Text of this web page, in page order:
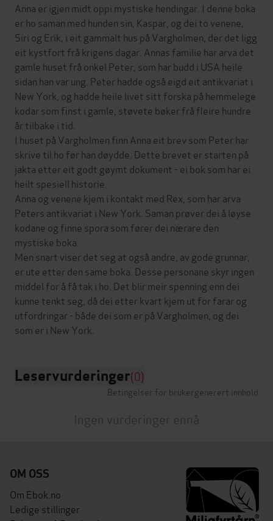
Anna er igjen midt oppi mystiske hendingar. I denne boka
er ho saman med hunden sin, Kaspar, og dei to venene,
Siri og Erik, i eit gammalt hus på Vargholmen, der det ligg
eit kystfort frå krigens dagar. Annas familie har arva det
gamle huset frå onkel Peter, som har budd i USA heile
sidan han var ung. Peter hadde også eigd eit antikvariat i
New York, og hadde heile livet sitt forska på hemmelege
kodar som finst i gamle, støvete bøker frå fleire hundre
år tilbake i tid.
I huset på Vargholmen finn Anna eit brev som Peter har
skrive til ho før han døydde. Dette brevet er starten på
jakta etter eit godt gøymt dokument - ei bok som har ei
heilt spesiell historie.
Anna og venene kjem i kontakt med Rex, som har arva
Peters antikvariat i New York. Saman prøver dei å løyse
kodane og finne spora som fører dei nærare den
mystiske boka.
Men snart viser det seg at også andre, av gode grunnar,
er ute etter den same boka. Desse personane skyr ingen
middel for å få tak i ho. Det blir meir spenning enn dei
kunne tenkt seg, då dei etter kvart kjem ut for farar og
utfordringar - både dei som er på Vargholmen, og dei
Leservurderinger(0)
Betingelser for brukergenerert innhold
Ingen vurderinger ennå
OM OSS
Om Ebok.no
Ledige stillinger